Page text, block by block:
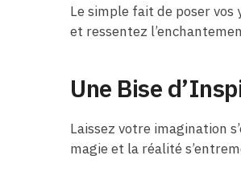
Le simple fait de poser
et ressentez
Une Bise
Laissez votre imagination
magie et la réalité